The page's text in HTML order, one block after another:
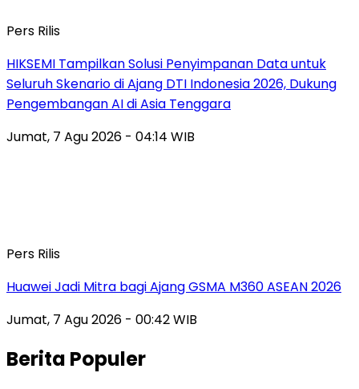
Pers Rilis
HIKSEMI Tampilkan Solusi Penyimpanan Data untuk
Seluruh Skenario di Ajang DTI Indonesia 2026, Dukung
Pengembangan AI di Asia Tenggara
Jumat, 7 Agu 2026 - 04:14 WIB
Pers Rilis
Huawei Jadi Mitra bagi Ajang GSMA M360 ASEAN 2026
Jumat, 7 Agu 2026 - 00:42 WIB
Berita Populer